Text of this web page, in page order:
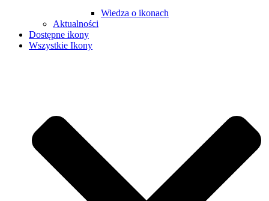
Wiedza o ikonach
Aktualności
Dostępne ikony
Wszystkie Ikony